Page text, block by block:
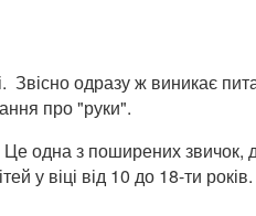
Звісно одразу ж виникає
про "руки".
одна з поширених звичок,
у віці від 10 до 18-ти